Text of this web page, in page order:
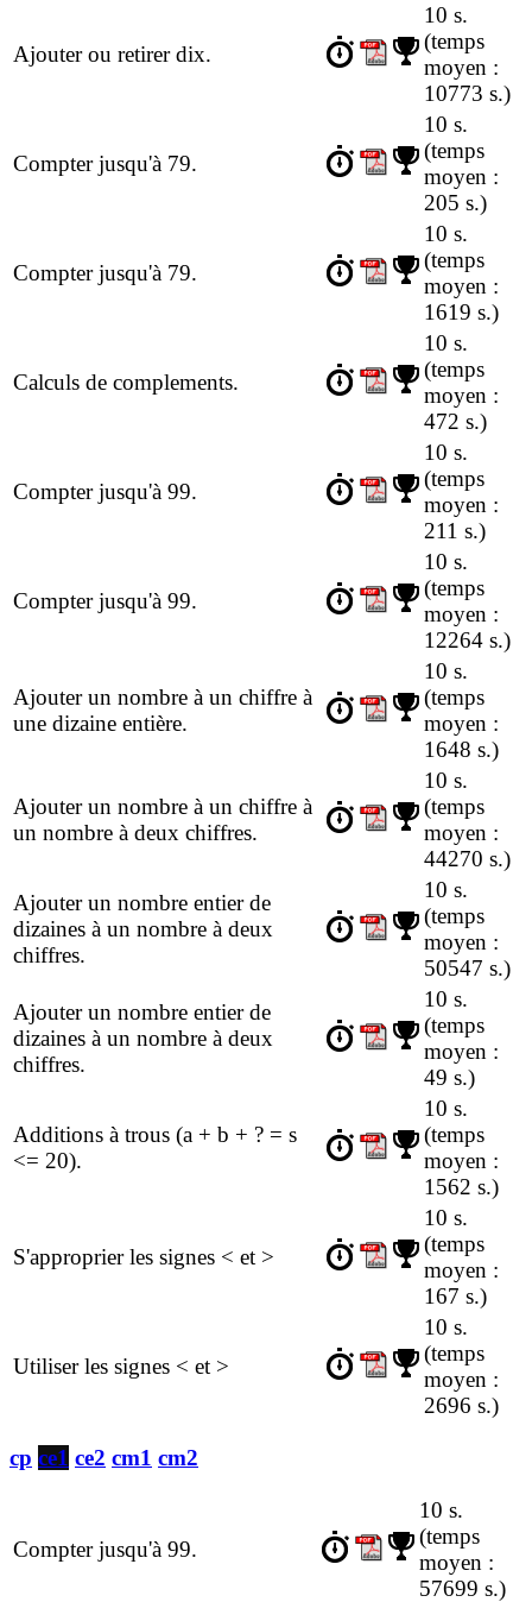
Ajouter ou retirer dix.
10 s.
(temps
moyen :
10773 s.)
Compter jusqu'à 79.
10 s.
(temps
moyen :
205 s.)
Compter jusqu'à 79.
10 s.
(temps
moyen :
1619 s.)
Calculs de complements.
10 s.
(temps
moyen :
472 s.)
Compter jusqu'à 99.
10 s.
(temps
moyen :
211 s.)
Compter jusqu'à 99.
10 s.
(temps
moyen :
12264 s.)
Ajouter un nombre à un chiffre à
une dizaine entière.
10 s.
(temps
moyen :
1648 s.)
Ajouter un nombre à un chiffre à
un nombre à deux chiffres.
10 s.
(temps
moyen :
44270 s.)
Ajouter un nombre entier de
dizaines à un nombre à deux
chiffres.
10 s.
(temps
moyen :
50547 s.)
Ajouter un nombre entier de
dizaines à un nombre à deux
chiffres.
10 s.
(temps
moyen :
49 s.)
Additions à trous (a + b + ? = s
<= 20).
10 s.
(temps
moyen :
1562 s.)
S'approprier les signes < et >
10 s.
(temps
moyen :
167 s.)
Utiliser les signes < et >
10 s.
(temps
moyen :
2696 s.)
cp ce1 ce2 cm1 cm2
Compter jusqu'à 99.
10 s.
(temps
moyen :
57699 s.)